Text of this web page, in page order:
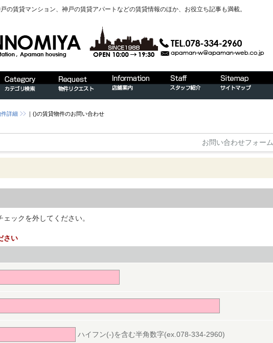
の賃貸マンション、神戸の賃貸アパートなどの賃貸情報のほか、お役立ち記事も満載。
件詳細 ｜()の賃貸物件のお問い合わせ
お問い合わせフォーム
ックを外してください。
さい
ハイフン(-)を含む半角数字(ex.078-334-2960)